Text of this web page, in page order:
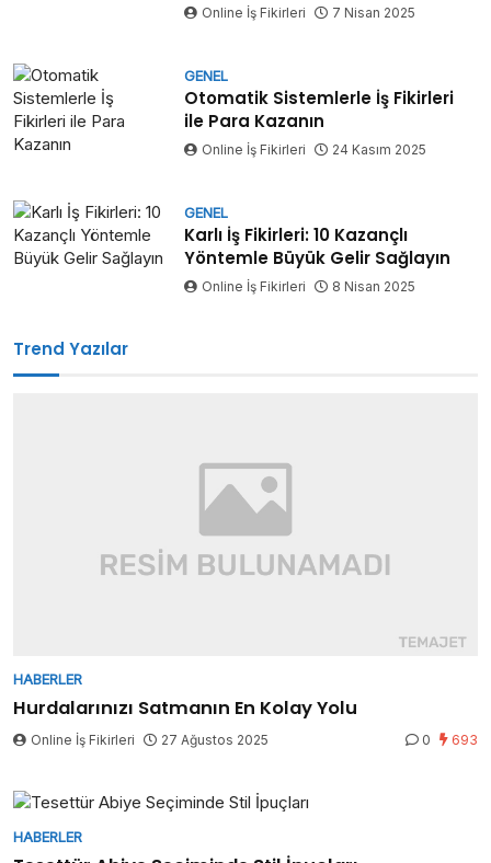
Online İş Fikirleri 7 Nisan 2025
GENEL
Otomatik Sistemlerle İş Fikirleri
ile Para Kazanın
Online İş Fikirleri 24 Kasım 2025
GENEL
Karlı İş Fikirleri: 10 Kazançlı
Yöntemle Büyük Gelir Sağlayın
Online İş Fikirleri 8 Nisan 2025
Trend Yazılar
HABERLER
Hurdalarınızı Satmanın En Kolay Yolu
Online İş Fikirleri 27 Ağustos 2025 0 693
HABERLER